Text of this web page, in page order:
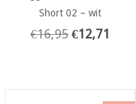
Short 02 – wit
€16,95 €12,71